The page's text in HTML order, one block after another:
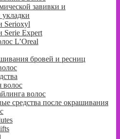
завивки и
укладки
Serioxyl
Serie Expert
L’Oreal
бровей и ресниц
волос
волос
средства после окрашивания